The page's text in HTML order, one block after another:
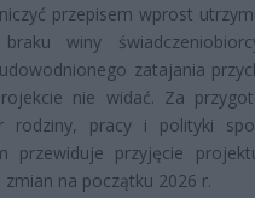
przepisem wprost
winy
zatajania
nie widać. Za
rodziny, pracy i polityki
przewiduje przyjęcie
na początku 2026 r.